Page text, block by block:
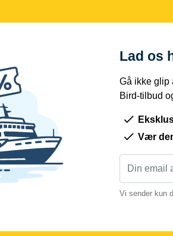
Lad
Gå ikke glip
Bird-tilbud
Vær
Vi sender kun